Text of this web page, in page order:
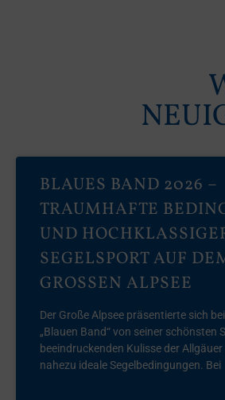
BLAUES BAND 2026 –
TRAUMHAFTE
UND
SEGELSPORT AUF
GROSSEN ALPSEE
Der Große Alpsee präsentierte sich
„Blauen Band“ von seiner schönsten
beeindruckenden Kulisse der
nahezu ideale Segelbedingungen. Bei